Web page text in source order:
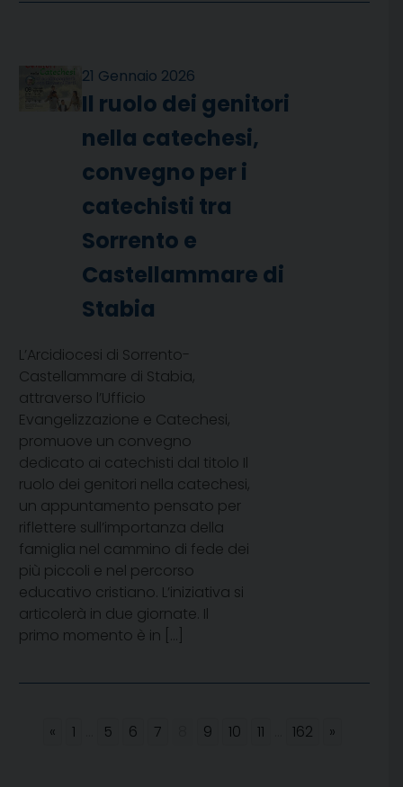
21 Gennaio 2026
Il ruolo dei genitori
nella catechesi,
convegno per i
catechisti tra
Sorrento e
Castellammare di
Stabia
L’Arcidiocesi di Sorrento-
Castellammare di Stabia,
attraverso l’Ufficio
Evangelizzazione e Catechesi,
promuove un convegno
dedicato ai catechisti dal titolo Il
ruolo dei genitori nella catechesi,
un appuntamento pensato per
riflettere sull’importanza della
famiglia nel cammino di fede dei
più piccoli e nel percorso
educativo cristiano. L’iniziativa si
articolerà in due giornate. Il
primo momento è in […]
« 1 5 6 7 9 10 11 162 »